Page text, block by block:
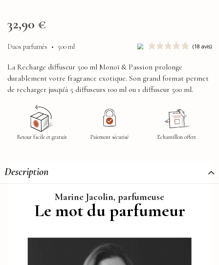
32,90 €
Duos parfumés • 500 ml
La Recharge diffuseur 500 ml Monoï & Passion prolonge
durablement votre fragrance exotique. Son grand format permet
de recharger jusqu'à 5 diffuseurs 100 ml ou 1 diffuseur 500 ml.
Retour facile et gratuit Paiement sécurisé Echantillon offert
Description
Marine Jacolin, parfumeuse
Le mot du parfumeur